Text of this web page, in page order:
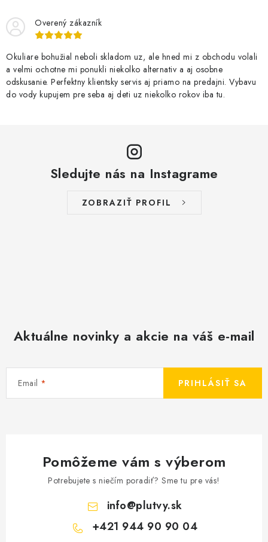
Overený zákazník
Okuliare bohužial neboli skladom uz, ale hned mi z obchodu volali
a velmi ochotne mi ponukli niekolko alternativ a aj osobne
odskusanie. Perfektny klientsky servis aj priamo na predajni. Vybavu
do vody kupujem pre seba aj deti uz niekolko rokov iba tu.
Sledujte nás na Instagrame
ZOBRAZIŤ PROFIL
Aktuálne novinky a akcie na váš e-mail
Email PRIHLÁSIŤ SA
Pomôžeme vám s výberom
Potrebujete s niečím poradiť? Sme tu pre vás!
info@plutvy.sk
+421 944 90 90 04